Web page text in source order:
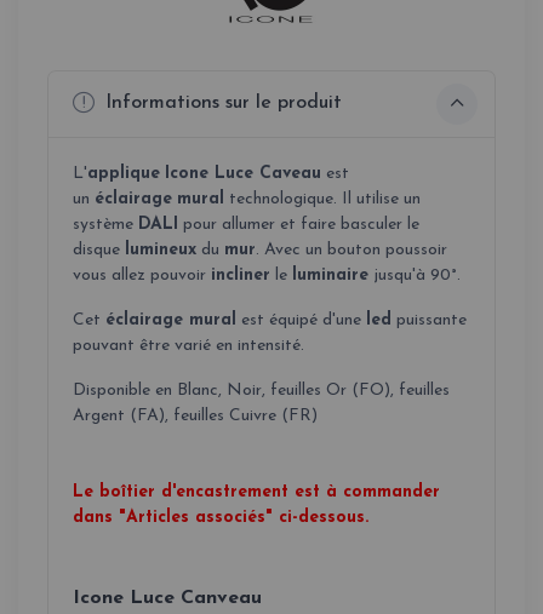
Informations sur le produit
L'applique Icone Luce Caveau est
un éclairage mural
technologique. Il utilise un
système DALI
pour allumer et faire basculer le
disque lumineux du mur. Avec un bouton poussoir
vous allez pouvoir incliner le luminaire jusqu'à 90°.
Cet éclairage mural est équipé d'une led puissante
pouvant être varié en intensité.
Disponible en Blanc, Noir, feuilles Or (FO), feuilles
Argent (FA), feuilles Cuivre (FR)
Le boîtier d'encastrement est à commander
dans "Articles associés" ci-dessous.
Icone Luce Canveau